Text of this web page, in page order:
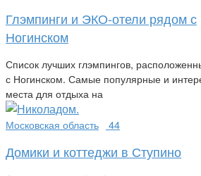
Глэмпинги и ЭКО-отели рядом с
Ногинском
Список лучших глэмпингов,
с Ногинском. Самые популярные и
места для отдыха на
Московская область 44
Домики и коттеджи в Ступино